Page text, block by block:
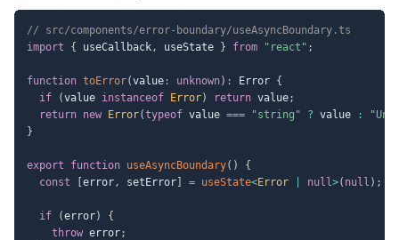
// src/components/error-boundary/useAsyncBoundary.ts
import
{ useCallback, useState } from "react" ;
function toError(value : unknown) : Error {
if
(value instanceof Error) return value;
return new Error(typeof value === "string" ? value :
}
export function useAsyncBoundary( )
{
const
error, setError = useState<Error null>( null ) ;
if (error)
{
throw error;